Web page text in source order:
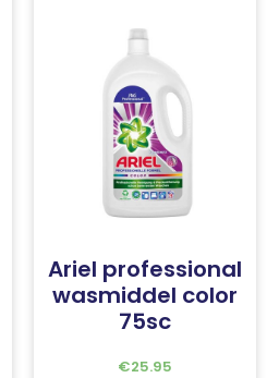
Ariel professional
wasmiddel color
75sc
€25.95